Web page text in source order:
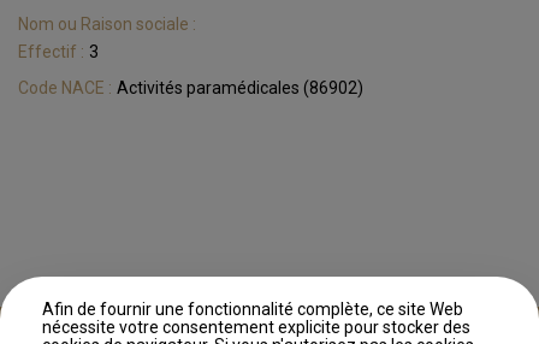
Afin de fournir une fonctionnalité complète, ce site Web
nécessite votre consentement explicite pour stocker des
Nom ou Raison sociale :
Effectif : 3
Code NACE : Activités paramédicales (86902)